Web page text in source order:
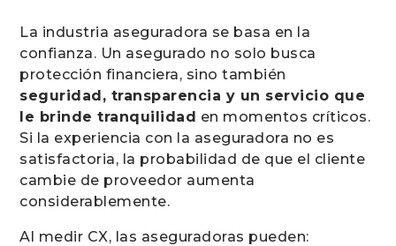
La industria aseguradora se basa en la
confianza. Un asegurado no solo busca
protección financiera, sino también
seguridad, transparencia y un servicio que
le brinde tranquilidad en momentos críticos.
Si la experiencia con la aseguradora no es
satisfactoria, la probabilidad de que el cliente
cambie de proveedor aumenta
considerablemente.
Al medir CX, las aseguradoras pueden: